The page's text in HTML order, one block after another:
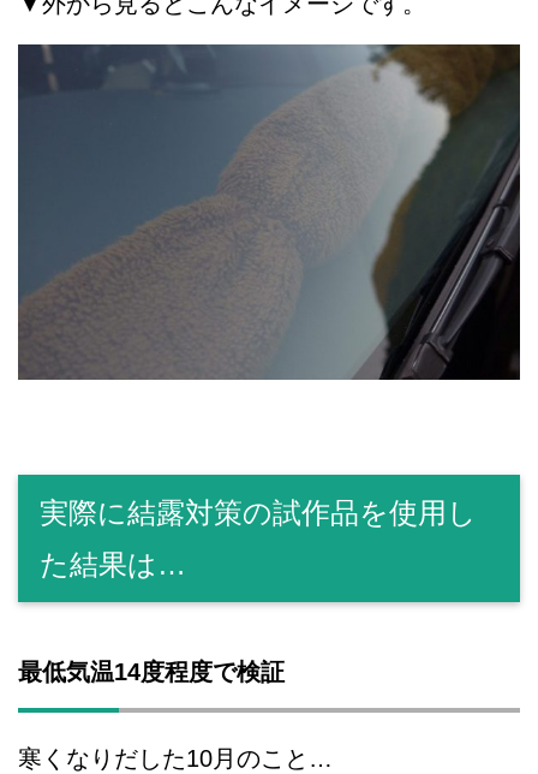
実際に結露対策の試作品を使用し
た結果は…
最低気温14度程度で検証
寒くなりだした10月のこと…